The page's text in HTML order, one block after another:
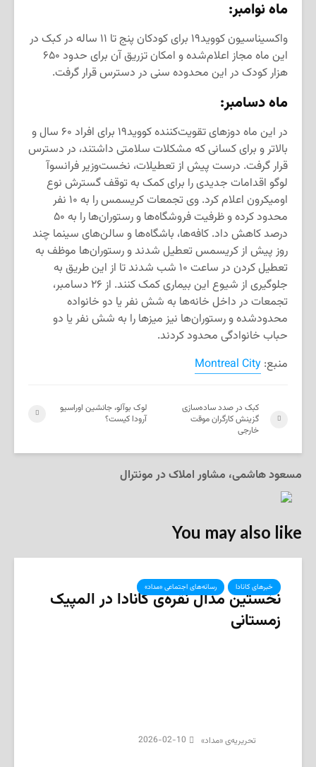
ماه نوامبر:
واکسیناسیون کووید۱۹ برای کودکان پنج تا ۱۱ ساله در کبک در
این ماه مجاز اعلام‌شده و امکان تزریق آن برای حدود ۶۵۰
هزار کودک در این محدوده سنی در دسترس قرار گرفت.
ماه دسامبر:
در این ماه دوزهای تقویت‌کننده‌ کووید۱۹ برای افراد ۶۰ سال و
بالاتر و برای کسانی که مشکلات سلامتی داشتند، در دسترس
قرار گرفت. درست پیش از تعطیلات، نخست‌وزیر فرانسوآ
لوگو اقدامات جدیدی را برای کمک به توقف گسترش نوع
اومیکرون اعلام کرد. وی تجمعات کریسمس را به ۱۰ نفر
محدود کرده و ظرفیت فروشگاه‌ها و رستوران‌ها را به ۵۰
درصد کاهش داد. کافه‌ها، باشگاه‌ها و سالن‌های سینما چند
روز پیش از کریسمس تعطیل شدند و رستوران‌ها موظف به
تعطیل کردن در ساعت ۱۰ شب ‌شدند تا از این طریق به
جلوگیری از شیوع این بیماری کمک کنند. از ۲۶ دسامبر،
تجمعات در داخل خانه‌ها به شش نفر یا دو خانواده
محدودشده و رستوران‌ها نیز میزها را به شش نفر یا دو
حباب خانوادگی محدود کردند.
منبع: Montreal City
لوک بوآلو، جانشین اوراسیو
آرودا کیست؟
کبک در صدد ساده‌سازی
گزینش کارگران موقت
خارجی
مسعود هاشمی، مشاور املاک در مونترال
You may also like
خبرهای کانادا رسانه‌های اجتماعی «مداد»
نخستین مدال نقره‌ی کانادا در المپیک
زمستانی
تحریریه‌ی «مداد» 2026-02-10